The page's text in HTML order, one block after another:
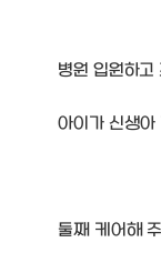
병원 입원하고
아이가 신생아
둘째 케어해